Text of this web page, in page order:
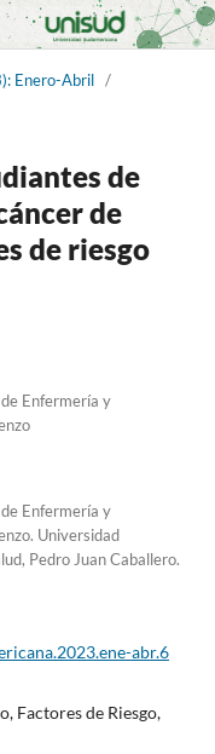
Enero-Abril /
de
de
de riesgo
Enfermería y
Enfermería y
Universidad
Pedro Juan Caballero.
abr.6
Factores de Riesgo,